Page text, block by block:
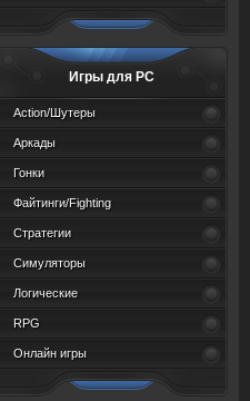
Игры для PC
Action/Шутеры
Аркады
Гонки
Файтинги/Fighting
Стратегии
Симуляторы
Логические
RPG
Онлайн игры